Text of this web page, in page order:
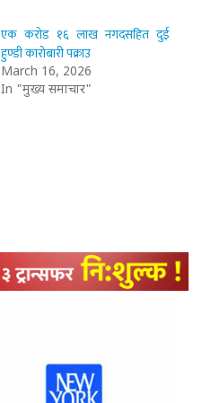
एक करोड १६ लाख नगदसहित दुई
हुण्डी कारोबारी पक्राउ
March 16, 2026
In "मुख्य समाचार"